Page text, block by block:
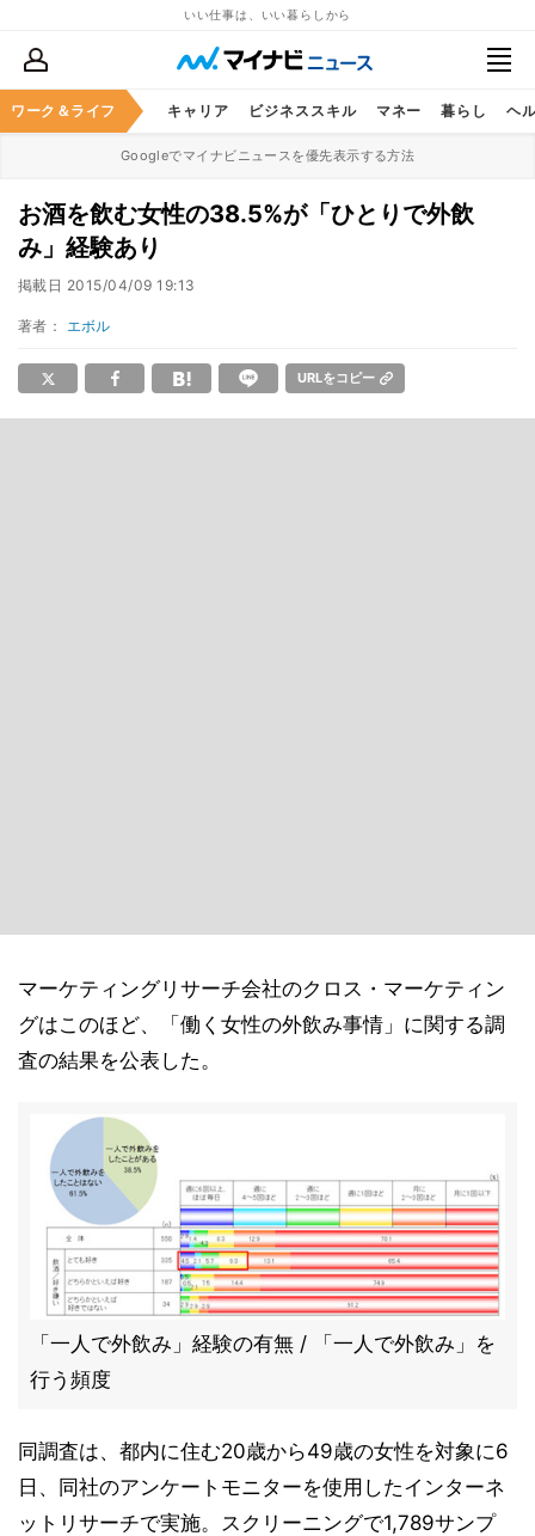
いい仕事は、いい暮らしから
ワーク＆ライフ キャリア ビジネススキル マネー 暮らし ヘ
Googleでマイナビニュースを優先表示する方法
お酒を飲む女性の38.5%が「ひとりで外飲
み」経験あり
掲載日 2015/04/09 19:13
著者： エボル
URLをコピー
マーケティングリサーチ会社のクロス・マーケティン
グはこのほど、「働く女性の外飲み事情」に関する調
査の結果を公表した。
「一人で外飲み」経験の有無 / 「一人で外飲み」を
行う頻度
同調査は、都内に住む20歳から49歳の女性を対象に6
日、同社のアンケートモニターを使用したインターネ
ットリサーチで実施。スクリーニングで1,789サンプ